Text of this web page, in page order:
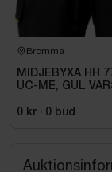
Bromma
MIDJEBYXA HH
UC-ME, GUL
0 kr · 0 bud